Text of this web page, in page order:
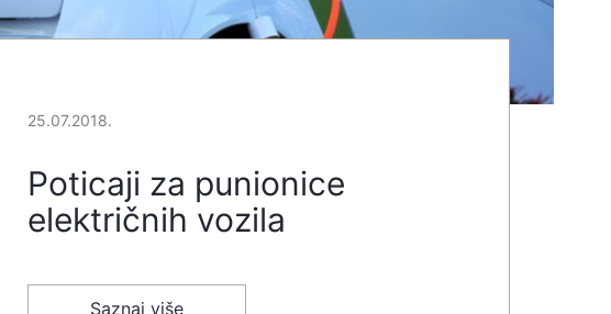
25.07.2018.
Poticaji za punionice
električnih vozila
Saznaj više